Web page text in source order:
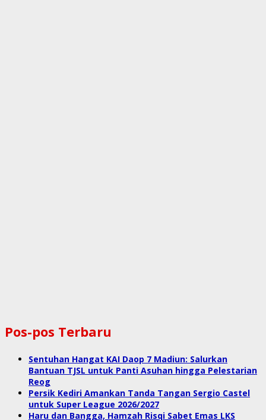
Pos-pos Terbaru
Sentuhan Hangat KAI Daop 7 Madiun: Salurkan
Bantuan TJSL untuk Panti Asuhan hingga Pelestarian
Reog
Persik Kediri Amankan Tanda Tangan Sergio Castel
untuk Super League 2026/2027
Haru dan Bangga, Hamzah Risqi Sabet Emas LKS